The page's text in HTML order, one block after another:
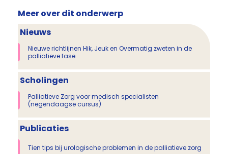
Meer over dit onderwerp
Nieuws
Nieuwe richtlijnen Hik, Jeuk en Overmatig zweten in de
palliatieve fase
Scholingen
Palliatieve Zorg voor medisch specialisten
(negendaagse cursus)
Publicaties
Tien tips bij urologische problemen in de palliatieve zorg